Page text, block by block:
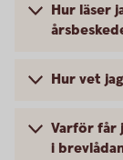
Hur läser
Hur vet
Varför får
i